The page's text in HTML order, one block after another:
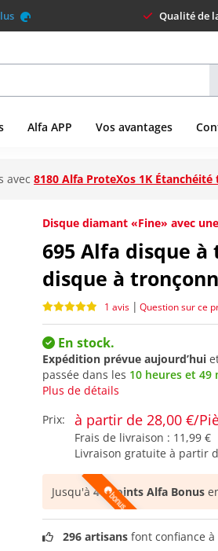
Qualité de
Alfa APP Vos avantages
avec 8180 Alfa ProteXos 1K
Disque diamant «Fine» avec
695 Alfa disque à
disque à
1 avis | Question sur ce
En stock.
Expédition prévue aujourd’hui
passée dans les 10 heures et 49
Plus de détails
Prix:
à partir de 28,00 €/
Frais de livraison : 11,99 €
Livraison gratuite à partir
Jusqu'à46 points Alfa Bonus
296 artisans font confiance